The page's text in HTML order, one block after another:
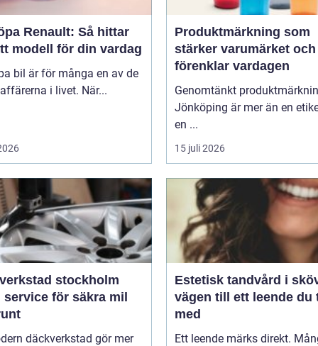
Renault: Så hittar
modell för din vardag
bil är för många en av de
i livet. När...
Produktmärkning som
stärker varumärket och
förenklar vardagen
Genomtänkt
Jönköping är mer än en
en ...
15 juli 2026
stockholm
för säkra mil
däckverkstad gör mer
Estetisk tandvård i
vägen till ett leende du
med
Ett leende märks direkt.